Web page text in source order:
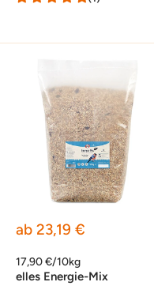
Sonderpreis
ab 23,19 €
17,90 €/10kg
elles Energie-Mix